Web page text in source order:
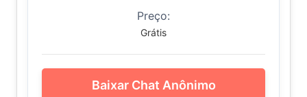
Preço:
Grátis
Baixar Chat Anônimo